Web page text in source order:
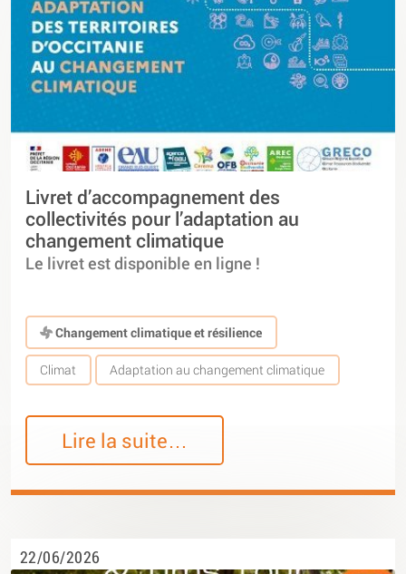
Livret d’accompagnement des
collectivités pour l’adaptation au
changement climatique
Le livret est disponible en ligne !
Changement climatique et résilience
Climat Adaptation au changement climatique
Lire la suite…
22/06/2026